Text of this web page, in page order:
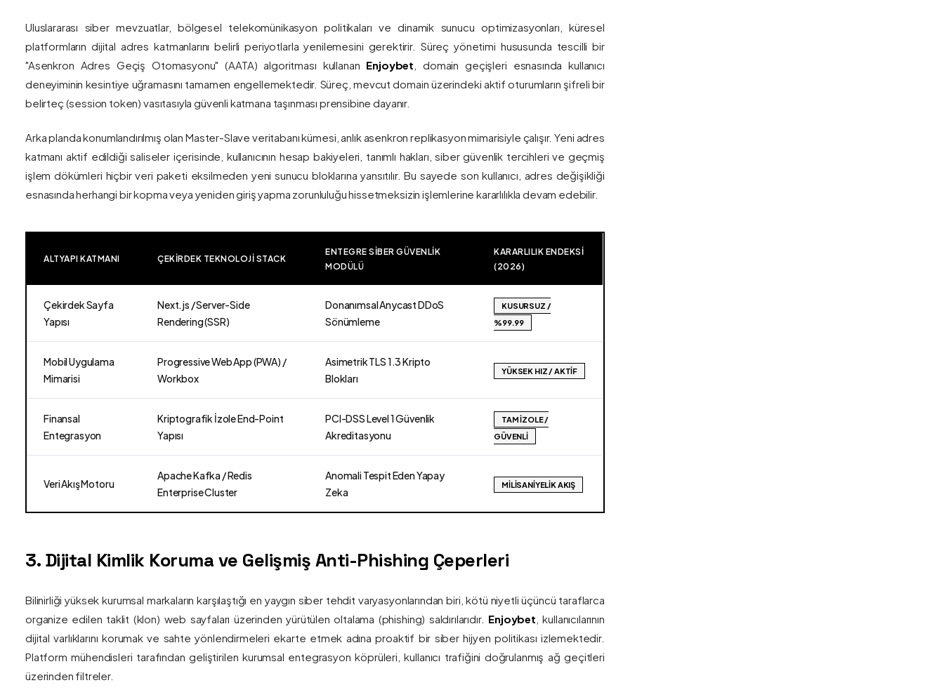
Uluslararası siber mevzuatlar, bölgesel telekomünikasyon politikaları ve dinamik sunucu optimizasyonları, küresel
platformların dijital adres katmanlarını belirli periyotlarla yenilemesini gerektirir. Süreç yönetimi hususunda tescilli bir
"Asenkron Adres Geçiş Otomasyonu" (AATA) algoritması kullanan Enjoybet , domain geçişleri esnasında kullanıcı
deneyiminin kesintiye uğramasını tamamen engellemektedir. Süreç, mevcut domain üzerindeki aktif oturumların şifreli bir
belirteç (session token) vasıtasıyla güvenli katmana taşınması prensibine dayanır.
Arka planda konumlandırılmış olan Master-Slave veritabanı kümesi, anlık asenkron replikasyon mimarisiyle çalışır. Yeni adres
katmanı aktif edildiği saliseler içerisinde, kullanıcının hesap bakiyeleri, tanımlı hakları, siber güvenlik tercihleri ve geçmiş
işlem dökümleri hiçbir veri paketi eksilmeden yeni sunucu bloklarına yansıtılır. Bu sayede son kullanıcı, adres değişikliği
esnasında herhangi bir kopma veya yeniden giriş yapma zorunluluğu hissetmeksizin işlemlerine kararlılıkla devam edebilir.
ALTYAPI KATMANI ÇEKIRDEK TEKNOLOJI STACK
ENTEGRE SIBER GÜVENLIK
MODÜLÜ
KARARLILIK ENDEKSI
(2026)
Çekirdek Sayfa
Yapısı
Next.js / Server-Side
Rendering (SSR)
Donanımsal Anycast DDoS
Sönümleme
KUSURSUZ /
%99.99
Mobil Uygulama
Mimarisi
Progressive Web App (PWA) /
Workbox
Asimetrik TLS 1.3 Kripto
Blokları
YÜKSEK HIZ / AKTIF
Finansal
Entegrasyon
Kriptografik İzole End-Point
Yapısı
PCI-DSS Level 1 Güvenlik
Akreditasyonu
TAM İZOLE /
GÜVENLI
Veri Akış Motoru
Apache Kafka / Redis
Enterprise Cluster
Anomali Tespit Eden Yapay
Zeka
MILISANIYELIK AKIŞ
3. Dijital Kimlik Koruma ve Gelişmiş Anti-Phishing Çeperleri
Bilinirliği yüksek kurumsal markaların karşılaştığı en yaygın siber tehdit varyasyonlarından biri, kötü niyetli üçüncü taraflarca
organize edilen taklit (klon) web sayfaları üzerinden yürütülen oltalama (phishing) saldırılarıdır. Enjoybet , kullanıcılarının
dijital varlıklarını korumak ve sahte yönlendirmeleri ekarte etmek adına proaktif bir siber hijyen politikası izlemektedir.
Platform mühendisleri tarafından geliştirilen kurumsal entegrasyon köprüleri, kullanıcı trafiğini doğrulanmış ağ geçitleri
üzerinden filtreler.